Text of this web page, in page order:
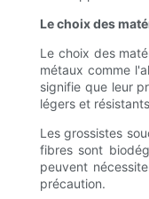
Le choix des
Le choix des
métaux comme
signifie que leur
légers et
Les grossistes
fibres sont
peuvent
précaution.